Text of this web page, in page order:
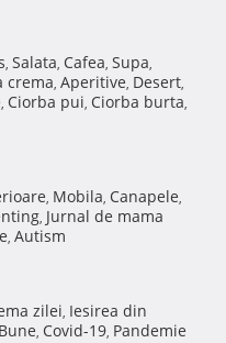
, Salata, Cafea, Supa,
crema, Aperitive, Desert,
, Ciorba pui, Ciorba burta,
, Mobila, Canapele,
, Jurnal de mama
, Autism
zilei, Iesirea din
, Covid-19, Pandemie